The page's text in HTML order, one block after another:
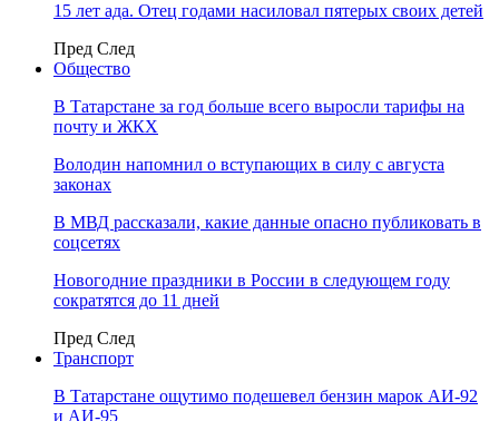
15 лет ада. Отец годами насиловал пятерых своих детей
Пред След
Общество
В Татарстане за год больше всего выросли тарифы на
почту и ЖКХ
Володин напомнил о вступающих в силу с августа
законах
В МВД рассказали, какие данные опасно публиковать в
соцсетях
Новогодние праздники в России в следующем году
сократятся до 11 дней
Пред След
Транспорт
В Татарстане ощутимо подешевел бензин марок АИ-92
и АИ-95